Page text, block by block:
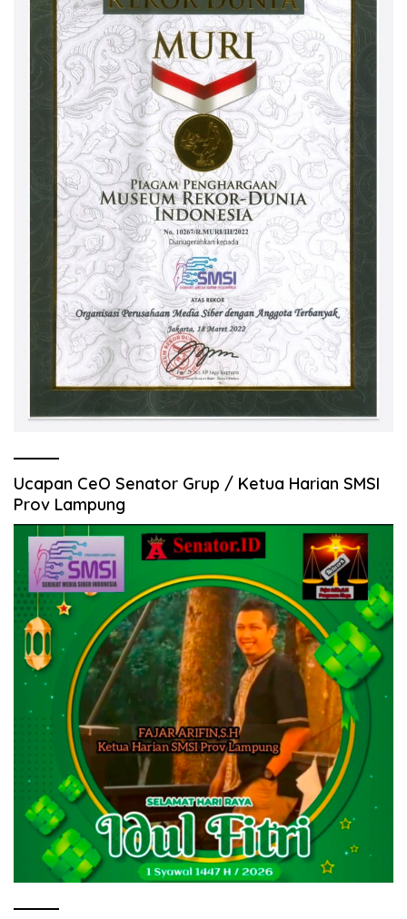
Ucapan CeO Senator Grup / Ketua Harian SMSI
Prov Lampung